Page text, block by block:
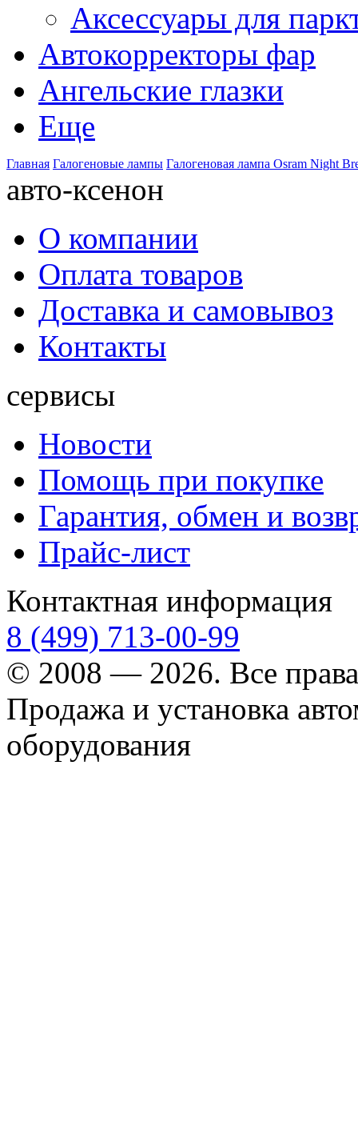
Аксессуары для
Автокорректоры фар
Ангельские глазки
Еще
Главная Галогеновые лампы Галогеновая лампа Osram Night
авто-ксенон
О компании
Оплата товаров
Доставка и самовывоз
Контакты
сервисы
Новости
Помощь при покупке
Гарантия, обмен и
Прайс-лист
Контактная информация
8 (499) 713-00-99
© 2008 — 2026. Все
Продажа и установка
оборудования